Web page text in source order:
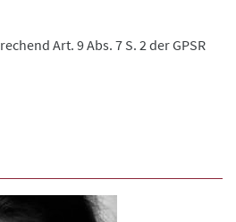
Art. 9 Abs. 7 S. 2 der GPSR